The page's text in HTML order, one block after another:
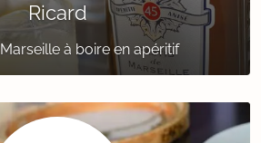
Ricard
à boire en apéritif